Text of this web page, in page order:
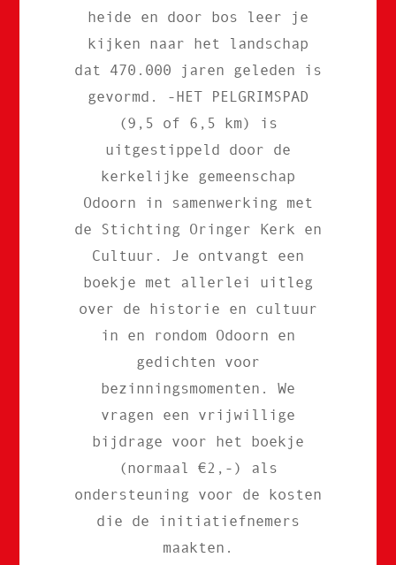
heide en door bos leer je
kijken naar het landschap
dat 470.000 jaren geleden is
gevormd. -HET PELGRIMSPAD
(9,5 of 6,5 km) is
uitgestippeld door de
kerkelijke gemeenschap
Odoorn in samenwerking met
de Stichting Oringer Kerk en
Cultuur. Je ontvangt een
boekje met allerlei uitleg
over de historie en cultuur
in en rondom Odoorn en
gedichten voor
bezinningsmomenten. We
vragen een vrijwillige
bijdrage voor het boekje
(normaal €2,-) als
ondersteuning voor de kosten
die de initiatiefnemers
maakten.